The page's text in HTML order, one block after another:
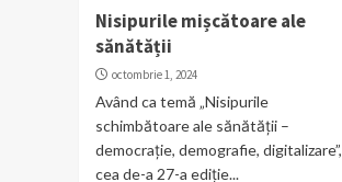
Nisipurile mișcătoare ale
sănătății
octombrie 1, 2024
Având ca temă „Nisipurile
schimbătoare ale sănătății –
democrație, demografie, digitalizare”,
cea de-a 27-a ediție...